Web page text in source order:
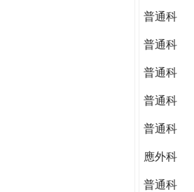
普通科
普通科
普通科
普通科
普通科
應外科
普通科